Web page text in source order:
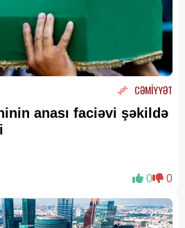
CƏMİYYƏT
anası faciəvi şəkildə
0 0